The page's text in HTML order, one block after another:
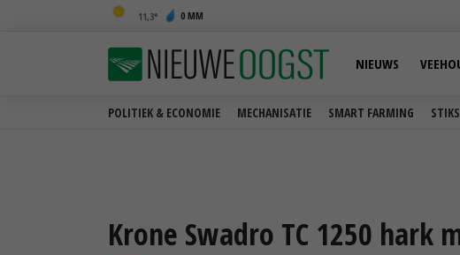
11,3 0 MM
POLITIEK & ECONOMIE MECHANISATIE SMART FARMING
NIEUWS
Krone Swadro TC 1250 hark